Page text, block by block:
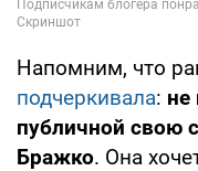
Напомним, что
подчеркивала: не
публичной свою
Бражко. Она